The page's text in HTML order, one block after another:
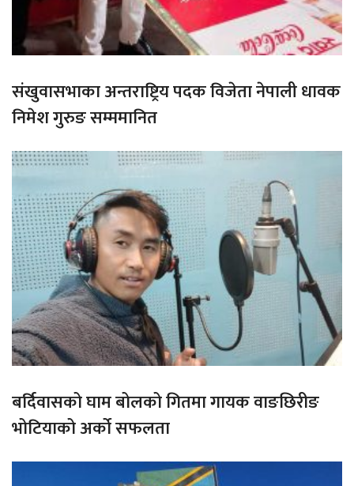
संखुवासभाका अन्तराष्ट्रिय पदक विजेता नेपाली धावक
निमेश गुरुङ सम्ममानित
बर्दिवासको घाम बोलको गितमा गायक वाङछिरीङ
भोटियाको अर्को सफलता